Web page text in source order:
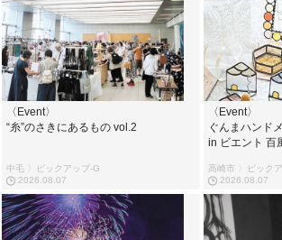
〈Event〉
“糸”のさきにあるもの vol.2
中毛 〉ピックアップ-G
2026.08.07
〈Event〉
ぐんまハンド
in ビエント 百
高崎市 〉ピック
2026.08.07